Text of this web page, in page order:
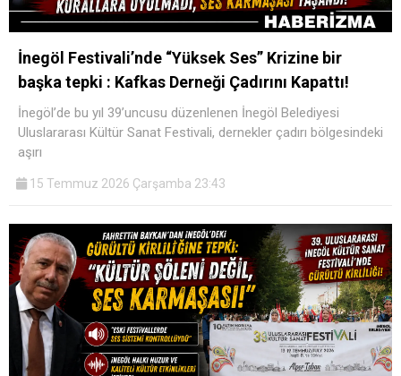
İnegöl Festivali’nde “Yüksek Ses” Krizine bir
başka tepki : Kafkas Derneği Çadırını Kapattı!
İnegöl’de bu yıl 39’uncusu düzenlenen İnegöl Belediyesi
Uluslararası Kültür Sanat Festivali, dernekler çadırı bölgesindeki
aşırı
15 Temmuz 2026 Çarşamba 23:43